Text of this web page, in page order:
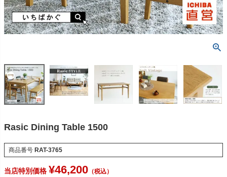
Rasic Dining Table 1500
商品番号 RAT-3765
当店特別価格 ¥46,200